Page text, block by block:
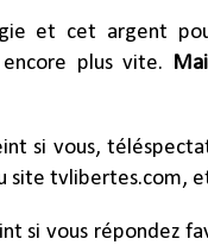
et cet argent
plus vite.
si vous,
site tvlibertes.com,
si vous répondez